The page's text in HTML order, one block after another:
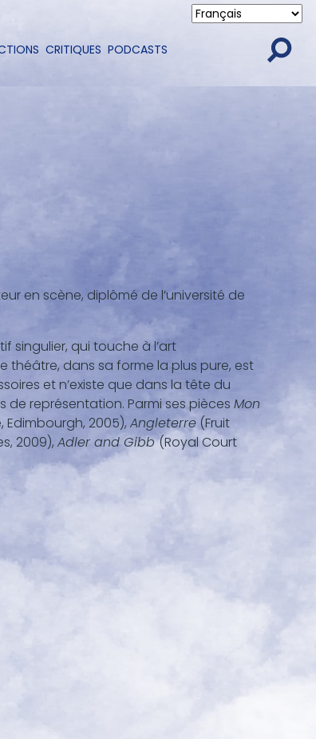
CRITIQUES PODCASTS
en scène, diplômé de l’université de
singulier, qui touche à l’art
dans sa forme la plus pure, est
et n’existe que dans la tête du
de représentation. Parmi ses pièces Mon
Edimbourgh, 2005), Angleterre (Fruit
2009), Adler and Gibb(Royal Court